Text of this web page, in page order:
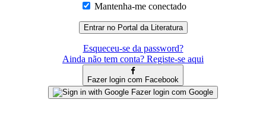
Mantenha-me conectado
Esqueceu-se da password?
Ainda não tem conta? Registe-se aqui
Fazer login com Facebook
Fazer login com Google